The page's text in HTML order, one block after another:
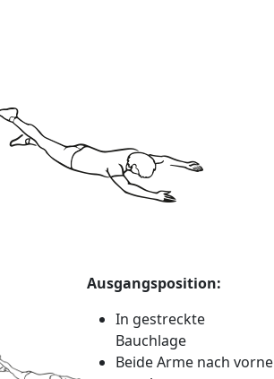
Ausgangsposition:
In gestreckte
Bauchlage
Beide Arme nach vorne